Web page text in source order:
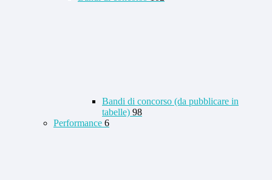
Bandi di concorso (da pubblicare in
tabelle) 98
Performance 6